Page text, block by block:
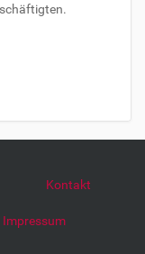
Kontakt
Impressum